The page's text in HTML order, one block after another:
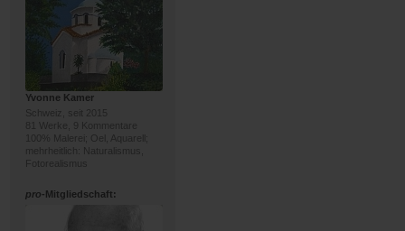
Yvonne Kamer
Schweiz, seit 2015
81 Werke, 9 Kommentare
100% Malerei; Oel, Aquarell;
mehrheitlich: Naturalismus,
Fotorealismus
pro-Mitgliedschaft: